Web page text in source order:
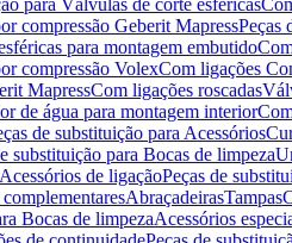
para Válvulas de corte esféricas
compressão Geberit MapressPeças
para montagem embutido
compressão VolexCom ligações
MapressCom ligações roscadas
de água para montagem interior
de substituição para Acessórios
substituição para Bocas de limpeza
Acessórios de ligaçãoPeças de
AbraçadeirasTampas
Bocas de limpezaAcessórios